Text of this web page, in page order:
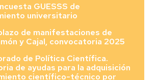
GUESSS de
universitario
de manifestaciones de
y Cajal, convocatoria 2025
de Política Científica.
de ayudas para la adquisición
científico-técnico por